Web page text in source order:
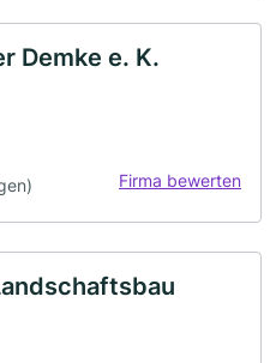
Demke e. K.
Firma bewerten